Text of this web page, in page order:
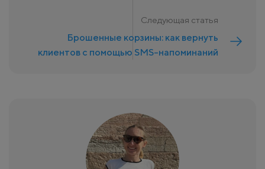
Следующая статья
Брошенные корзины: как вернуть
клиентов с помощью SMS-напоминаний